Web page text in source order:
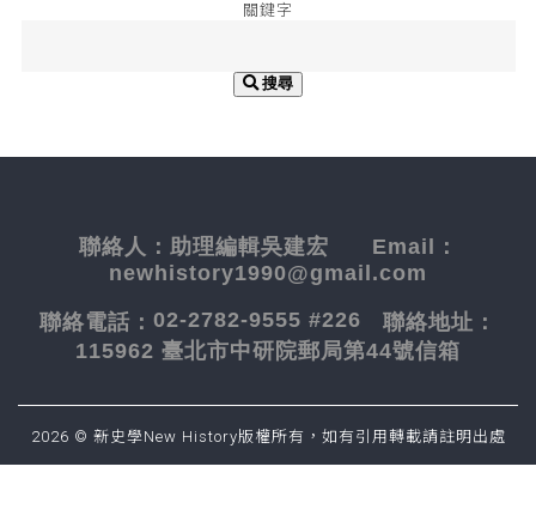
關鍵字
搜尋
聯絡人： 助理編輯吳建宏 Email：
newhistory1990@gmail.com
聯絡電話： 02-2782-9555 #226 聯絡地址：
115962 臺北市中研院郵局第44號信箱
2026 © 新史學New History版權所有，如有引用轉載請註明出處